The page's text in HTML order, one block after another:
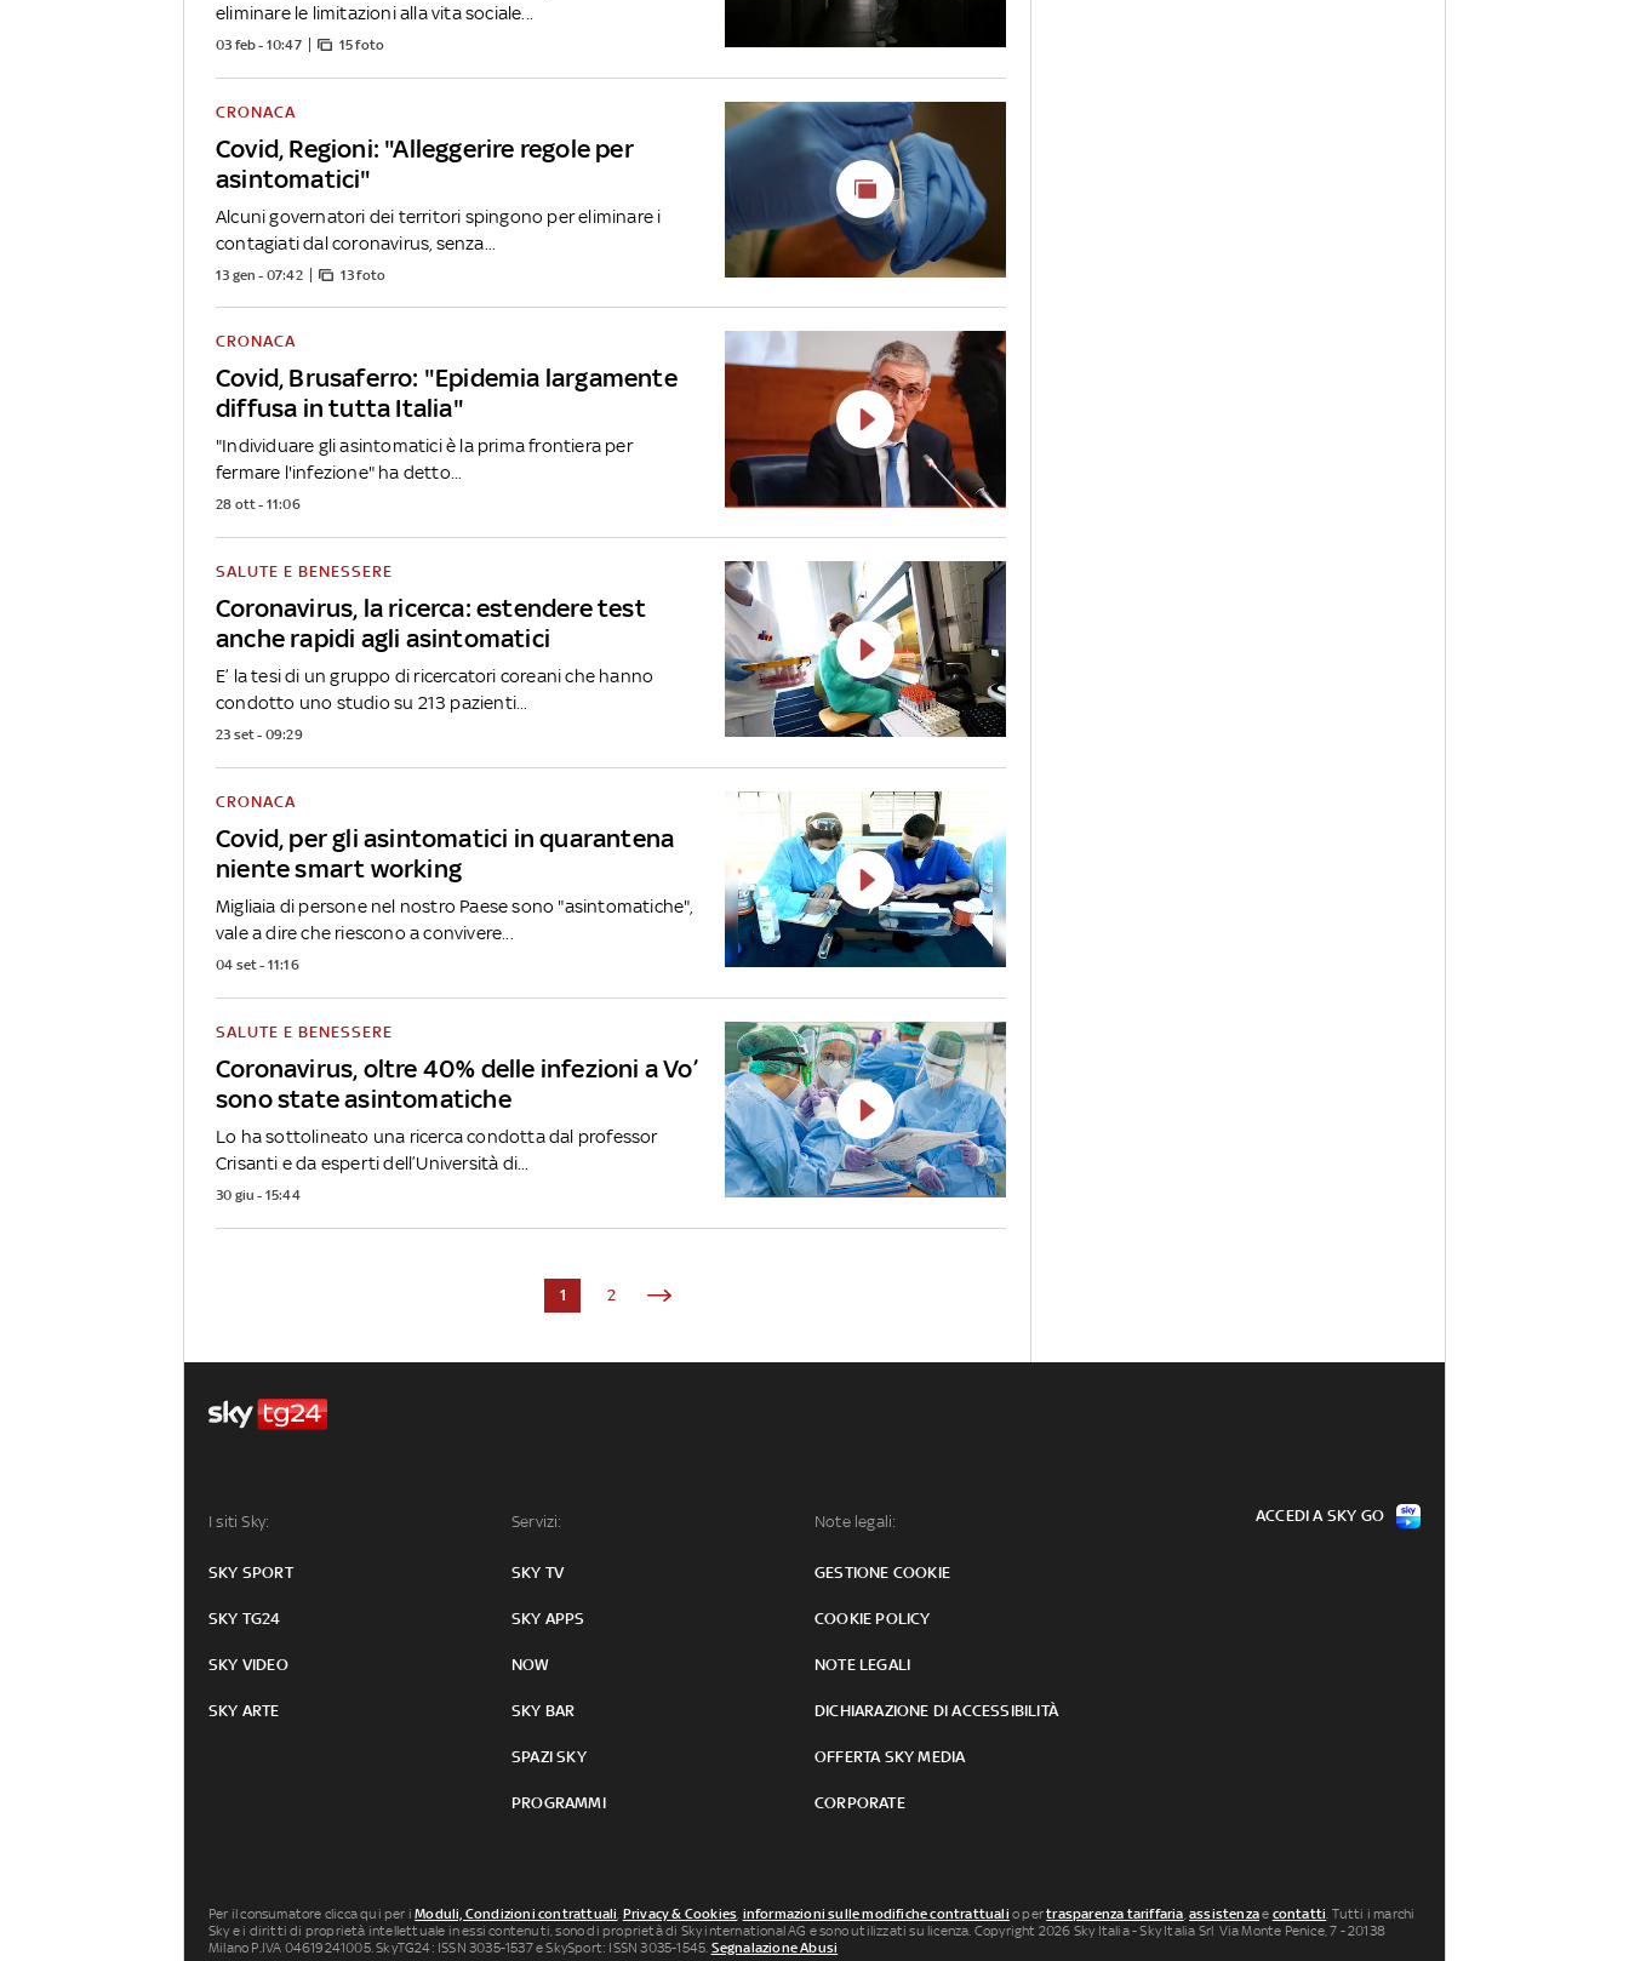
eliminare le limitazioni alla vita sociale...
03 feb - 10:47 15 foto
Covid, Regioni: "Alleggerire regole per
asintomatici"
CRONACA
Alcuni governatori dei territori spingono per eliminare i
contagiati dal coronavirus, senza...
13 gen - 07:42 13 foto
Covid, Brusaferro: "Epidemia largamente
diffusa in tutta Italia"
CRONACA
"Individuare gli asintomatici è la prima frontiera per
fermare l'infezione" ha detto...
28 ott - 11:06
Coronavirus, la ricerca: estendere test
anche rapidi agli asintomatici
SALUTE E BENESSERE
E’ la tesi di un gruppo di ricercatori coreani che hanno
condotto uno studio su 213 pazienti...
23 set - 09:29
Covid, per gli asintomatici in quarantena
niente smart working
CRONACA
Migliaia di persone nel nostro Paese sono "asintomatiche",
vale a dire che riescono a convivere...
04 set - 11:16
Coronavirus, oltre 40% delle infezioni a Vo’
sono state asintomatiche
SALUTE E BENESSERE
Lo ha sottolineato una ricerca condotta dal professor
Crisanti e da esperti dell’Università di...
30 giu - 15:44
1 2
I siti Sky:
SKY SPORT
SKY TG24
SKY VIDEO
SKY ARTE
Servizi:
SKY TV
SKY APPS
NOW
SKY BAR
SPAZI SKY
PROGRAMMI
Note legali:
GESTIONE COOKIE
COOKIE POLICY
NOTE LEGALI
DICHIARAZIONE DI ACCESSIBILITÀ
OFFERTA SKY MEDIA
CORPORATE
ACCEDI A SKY GO
Per il consumatore clicca qui per iModuli, Condizioni contrattuali, Privacy & Cookies, informazioni sulle modifiche contrattuali o pertrasparenza tariffaria,assistenzae contatti. Tutti i marchi
Sky e i diritti di proprietà intellettuale in essi contenuti, sono di proprietà di Sky international AG e sono utilizzati su licenza. Copyright 2026 Sky Italia - Sky Italia Srl Via Monte Penice, 7 - 20138
Milano P.IVA 04619241005. SkyTG24: ISSN 3035-1537 e SkySport: ISSN 3035-1545. Segnalazione Abusi